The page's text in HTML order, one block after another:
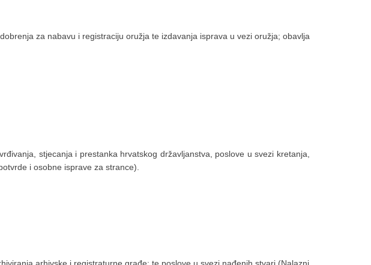
za nabavu i registraciju oružja te izdavanja isprava u vezi oružja; obavlja
stjecanja i prestanka hrvatskog državljanstva, poslove u svezi kretanja,
i osobne isprave za strance).